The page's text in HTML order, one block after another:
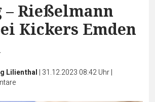
– Rießelmann
Kickers Emden
Lilienthal | 31.12.2023 08:42 Uhr|